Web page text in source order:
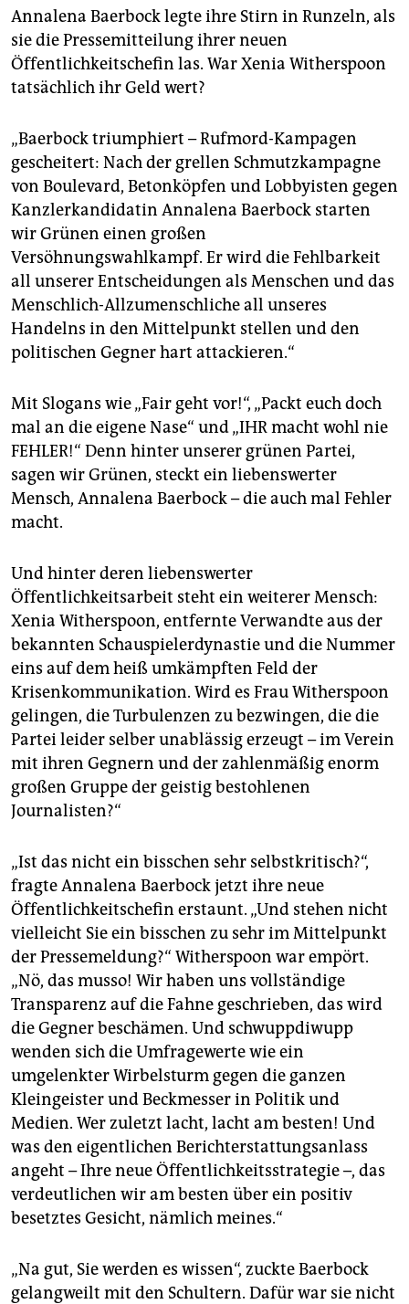
shop
fragen & hilfe
unterstützen
genossenschaft
epaper login
Annalena Baerbock legte ihre Stirn in Runzeln, als
sie die Pressemitteilung ihrer neuen
Öffentlichkeitschefin las. War Xenia Witherspoon
tatsächlich ihr Geld wert?
„Baerbock triumphiert – Rufmord-Kampagen
gescheitert: Nach der grellen Schmutzkampagne
von Boulevard, Betonköpfen und Lobbyisten gegen
Kanzlerkandidatin Annalena Baerbock starten
wir Grünen einen großen
Versöhnungswahlkampf. Er wird die Fehlbarkeit
all unserer Entscheidungen als Menschen und das
Menschlich-Allzumenschliche all unseres
Handelns in den Mittelpunkt stellen und den
politischen Gegner hart attackieren.“
Mit Slogans wie „Fair geht vor!“, „Packt euch doch
mal an die eigene Nase“ und „IHR macht wohl nie
FEHLER!“ Denn hinter unserer grünen Partei,
sagen wir Grünen, steckt ein liebenswerter
Mensch, Annalena Baerbock – die auch mal Fehler
macht.
Und hinter deren liebenswerter
Öffentlichkeitsarbeit steht ein weiterer Mensch:
Xenia Witherspoon, entfernte Verwandte aus der
bekannten Schauspielerdynastie und die Nummer
eins auf dem heiß umkämpften Feld der
Krisenkommunikation. Wird es Frau Witherspoon
gelingen, die Turbulenzen zu bezwingen, die die
Partei leider selber unablässig erzeugt – im Verein
mit ihren Gegnern und der zahlenmäßig enorm
großen Gruppe der geistig bestohlenen
Journalisten?“
„Ist das nicht ein bisschen sehr selbstkritisch?“,
fragte Annalena Baer­bock jetzt ihre neue
Öffentlichkeits­chefin erstaunt. „Und stehen nicht
vielleicht Sie ein bisschen zu sehr im Mittelpunkt
der Pressemeldung?“ Witherspoon war empört.
„Nö, das musso! Wir haben uns vollständige
Transparenz auf die Fahne geschrieben, das wird
die Gegner beschämen. Und schwuppdiwupp
wenden sich die Umfragewerte wie ein
umgelenkter Wirbelsturm gegen die ganzen
Kleingeister und Beckmesser in Politik und
Medien. Wer zuletzt lacht, lacht am besten! Und
was den eigentlichen Berichterstattungsanlass
angeht – Ihre neue Öffentlichkeitsstrategie –, das
verdeutlichen wir am besten über ein positiv
besetztes Gesicht, nämlich meines.“
„Na gut, Sie werden es wissen“, zuckte Baerbock
gelangweilt mit den Schultern. Dafür war sie nicht